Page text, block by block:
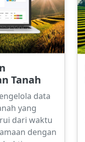
Tanah
data
yang
dari waktu
dengan